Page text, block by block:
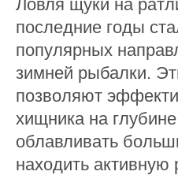
Ловля щуки на
последние годы
популярных
зимней рыбалки.
позволяют
хищника на
облавливать
находить